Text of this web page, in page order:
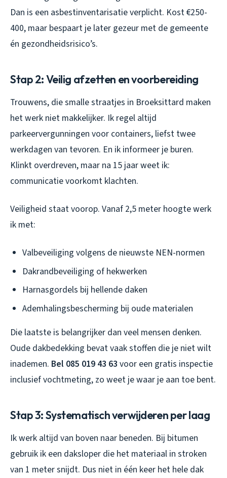
Dan is een asbestinventarisatie verplicht. Kost €250-
400, maar bespaart je later gezeur met de gemeente
én gezondheidsrisico’s.
Stap 2: Veilig afzetten en voorbereiding
Trouwens, die smalle straatjes in Broeksittard maken
het werk niet makkelijker. Ik regel altijd
parkeervergunningen voor containers, liefst twee
werkdagen van tevoren. En ik informeer je buren.
Klinkt overdreven, maar na 15 jaar weet ik:
communicatie voorkomt klachten.
Veiligheid staat voorop. Vanaf 2,5 meter hoogte werk
ik met:
Valbeveiliging volgens de nieuwste NEN-normen
Dakrandbeveiliging of hekwerken
Harnasgordels bij hellende daken
Ademhalingsbescherming bij oude materialen
Die laatste is belangrijker dan veel mensen denken.
Oude dakbedekking bevat vaak stoffen die je niet wilt
inademen. Bel 085 019 43 63 voor een gratis inspectie
inclusief vochtmeting, zo weet je waar je aan toe bent.
Stap 3: Systematisch verwijderen per laag
Ik werk altijd van boven naar beneden. Bij bitumen
gebruik ik een daksloper die het materiaal in stroken
van 1 meter snijdt. Dus niet in één keer het hele dak